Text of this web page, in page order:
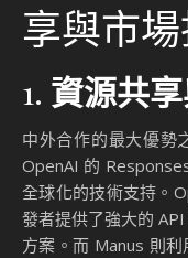
享與市
1. 資源共
中外合作的最大優勢
OpenAI 的
全球化的技術支持。
發者提供了強大的
方案。而 Manus 則